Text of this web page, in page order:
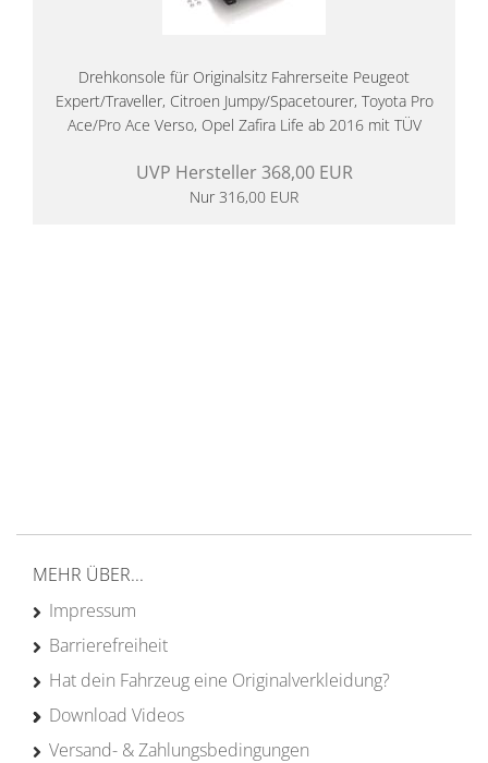
Drehkonsole für Originalsitz Fahrerseite Peugeot
Expert/Traveller, Citroen Jumpy/Spacetourer, Toyota Pro
Ace/Pro Ace Verso, Opel Zafira Life ab 2016 mit TÜV
UVP Hersteller 368,00 EUR
Nur 316,00 EUR
MEHR ÜBER...
Impressum
Barrierefreiheit
Hat dein Fahrzeug eine Originalverkleidung?
Download Videos
Versand- & Zahlungsbedingungen